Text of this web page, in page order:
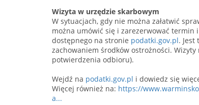
Wizyta w urzędzie skarbowym
W sytuacjach, gdy nie można załatwić
można umówić się i zarezerwować
dostępnego na stronie podatki.gov.pl. Jest
zachowaniem środków ostrożności.
potwierdzenia odbioru).
Wejdź na podatki.gov.pl i dowiedz się
Więcej również na: https://
a...